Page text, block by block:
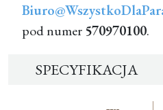
pod numer 570970100.
SPECYFIKACJA